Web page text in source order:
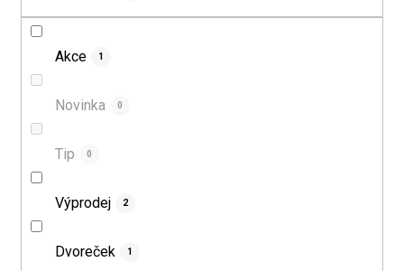
Akce 1
Novinka 0
Tip 0
Výprodej 2
Dvoreček 1